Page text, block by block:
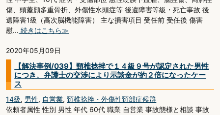
傷、頭蓋顔多重骨折、外傷性水頭症等 後遺障害等級・死亡事故 後
遺障害1級（高次脳機能障害） 主な損害項目 受任前 受任後 傷害
慰... 続きはこちら≫
2020年05月09日
【解決事例/039】頸椎捻挫で１４級９号が認定された男性
につき、弁護士の交渉により示談金が約２倍になったケー
ス
14級, 男性, 自営業,頚椎捻挫・外傷性頚部症候群
依頼者属性 性別 男性 年代 60代 職業 自営業 事故態様と相談 事故